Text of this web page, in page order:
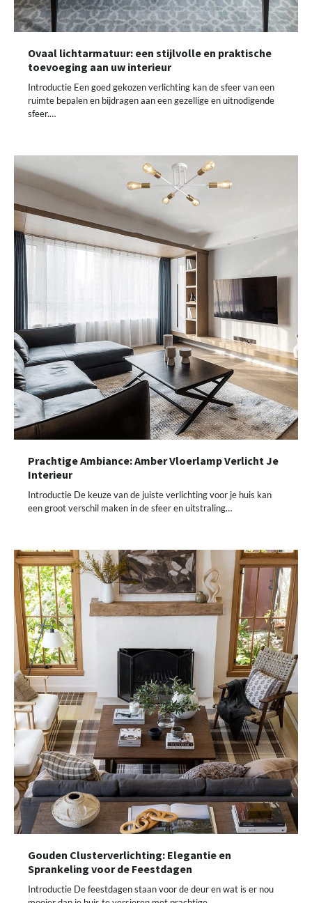
Ovaal lichtarmatuur: een stijlvolle en praktische
toevoeging aan uw interieur
Introductie Een goed gekozen verlichting kan de sfeer van een
ruimte bepalen en bijdragen aan een gezellige en uitnodigende
sfeer.…
Prachtige Ambiance: Amber Vloerlamp Verlicht Je
Interieur
Introductie De keuze van de juiste verlichting voor je huis kan
een groot verschil maken in de sfeer en uitstraling…
Gouden Clusterverlichting: Elegantie en
Sprankeling voor de Feestdagen
Introductie De feestdagen staan voor de deur en wat is er nou